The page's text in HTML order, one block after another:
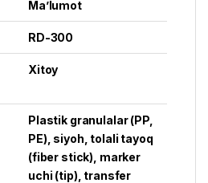
Ma’lumot
RD-300
Xitoy
Plastik granulalar (PP,
PE), siyoh, tolali tayoq
(fiber stick), marker
uchi (tip), transfer